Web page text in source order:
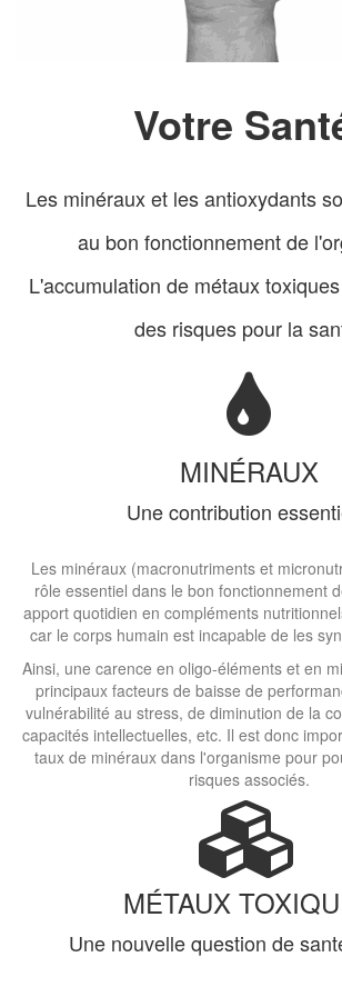
Votre
Les minéraux et les antioxydants
au bon fonctionnement de
L'accumulation de métaux
des risques pour la
MINÉRAUX
Une contribution
Les minéraux (macronutriments et
rôle essentiel dans le bon fonctionnement
apport quotidien en compléments
car le corps humain est incapable de les
Ainsi, une carence en oligo-éléments et en
principaux facteurs de baisse de
vulnérabilité au stress, de diminution de la
capacités intellectuelles, etc. Il est donc
taux de minéraux dans l'organisme pour
risques associés.
MÉTAUX
Une nouvelle question de